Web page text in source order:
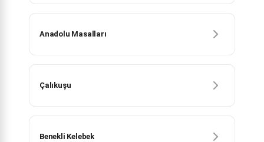
Anadolu Masalları
Çalıkuşu
Benekli Kelebek